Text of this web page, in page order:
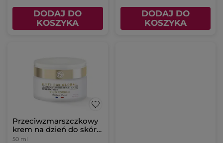
DODAJ DO
KOSZYKA
DODAJ DO
KOSZYKA
Przeciwzmarszczkowy
krem na dzień do skóry
suchej
50 ml